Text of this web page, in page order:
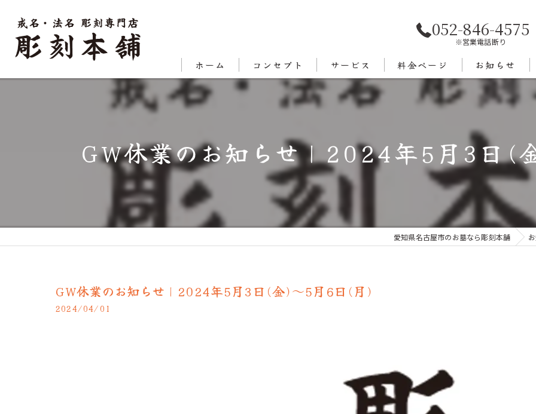
052-846-4575
※営業電話断り
ホーム コンセプト
代表あいさつ
サービス 料金ページ お知らせ
GW休業のお知らせ｜2024年5月3日
愛知県名古屋市のお墓なら彫刻本舗
GW休業のお知らせ｜2024年5月3日(金)〜5月6日(月)
2024/04/01